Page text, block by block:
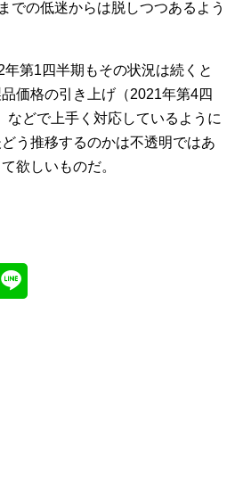
での低迷からは脱しつつあるよう
第1四半期もその状況は続くと
価格の引き上げ（2021年第4四
などで上手く対応しているように
う推移するのかは不透明ではあ
欲しいものだ。